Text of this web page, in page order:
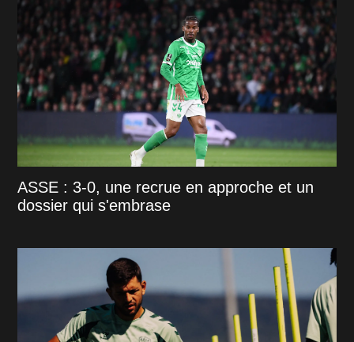
ASSE : 3-0, une recrue en approche et un
dossier qui s'embrase